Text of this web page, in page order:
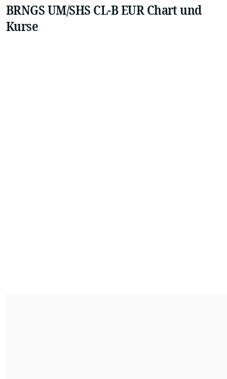
BRNGS UM/SHS CL-B EUR Chart und
Kurse